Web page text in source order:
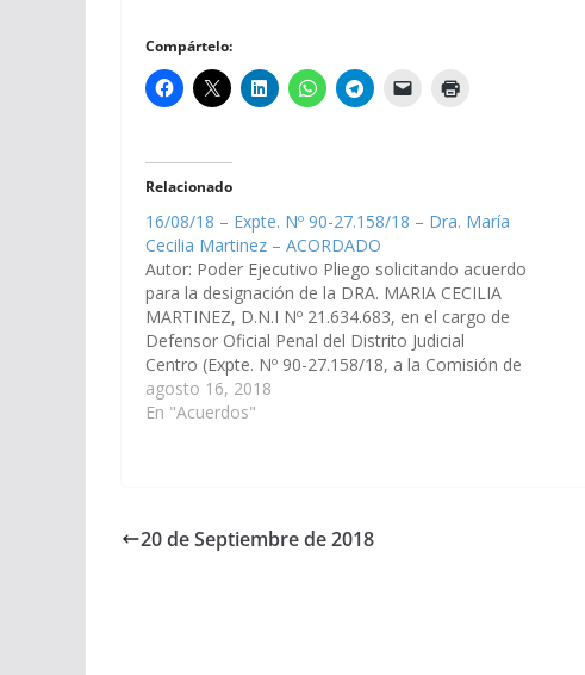
Compártelo:
Relacionado
16/08/18 – Expte. Nº 90-27.158/18 – Dra. María
Cecilia Martinez – ACORDADO
Autor: Poder Ejecutivo Pliego solicitando acuerdo
para la designación de la DRA. MARIA CECILIA
MARTINEZ, D.N.I Nº 21.634.683, en el cargo de
Defensor Oficial Penal del Distrito Judicial
Centro (Expte. Nº 90-27.158/18, a la Comisión de
Justicia, Acuerdos y Designaciones). Acordado el
20/09/2018
agosto 16, 2018
En "Acuerdos"
20 de Septiembre de 2018